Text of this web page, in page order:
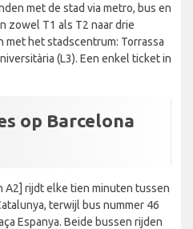
met de stad via metro, bus en
zowel T1 als T2 naar drie
met het stadscentrum: Torrassa
(L3). Een enkel ticket in
op Barcelona
A2] rijdt elke tien minuten tussen
terwijl bus nummer 46
Espanya. Beide bussen rijden